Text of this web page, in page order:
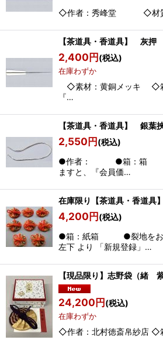
◇作者：秀峰堂 ◇材質
【茶道具・香道具】 灰
2,400円(税込)
在庫わずか
◇素材：黄銅
『…
【茶道具・香道具】 銀
2,550円(税込)
●作者： ●箱：
ますと、『会員価…
在庫限り【茶道具・香
4,200円(税込)
●箱：紙箱 ●
左下 より 「新規登録」…
【現品限り】志野袋
24,200円(税込)
在庫わずか
◇作者：北村徳斎帛紗店 ◇